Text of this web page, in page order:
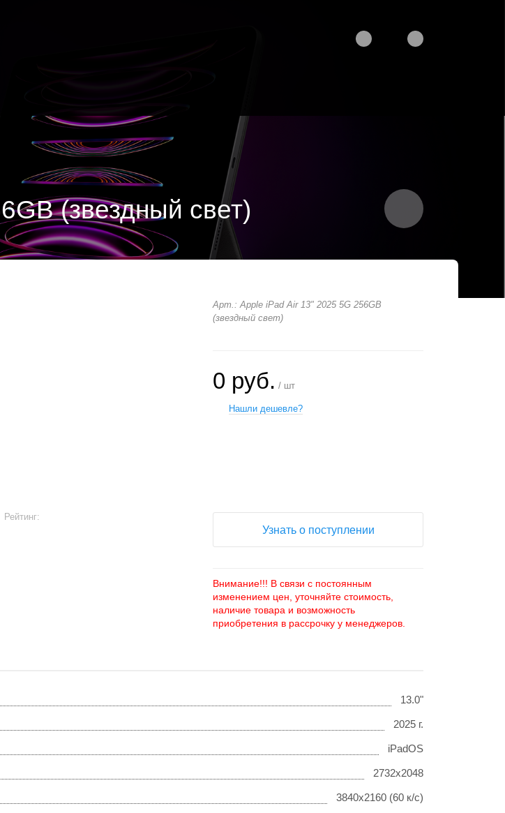
(звездный свет)
Рейтинг:
Арт.: Apple iPad Air 13" 2025 5G 256GB
(звездный свет)
0 руб. / шт
Нашли дешевле?
Узнать о поступлении
Внимание!!! В связи с постоянным
изменением цен, уточняйте стоимость,
наличие товара и возможность
приобретения в рассрочку у менеджеров.
13.0"
2025 г.
iPadOS
2732x2048
3840x2160 (60 к/с)